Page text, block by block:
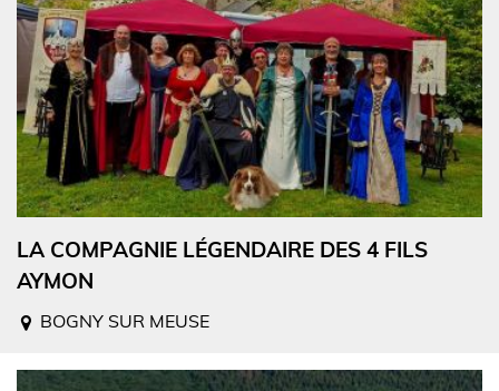
LA COMPAGNIE LÉGENDAIRE DES 4 FILS
AYMON
BOGNY SUR MEUSE